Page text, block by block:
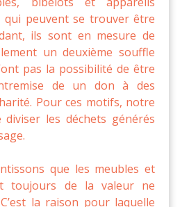
qui peuvent se trouver être
ils sont en mesure de
un deuxième souffle
pas la possibilité de être
de un don à des
Pour ces motifs, notre
les déchets générés
que les meubles et
toujours de la valeur ne
la raison pour laquelle